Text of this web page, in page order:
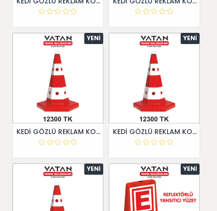
YENI
KEDİ GÖZLÜ REKLAM KONİSİ
YENI
KEDİ GÖZLÜ REKLAM KONİSİ
YENI YENI